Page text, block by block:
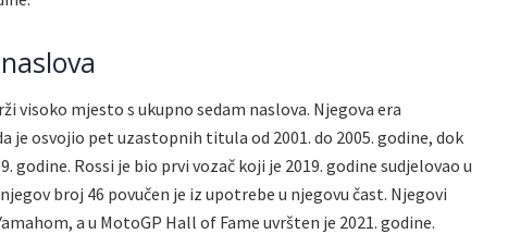
visoko mjesto s ukupno sedam naslova. Njegova era
je osvojio pet uzastopnih titula od 2001. do 2005. godine, dok
godine. Rossi je bio prvi vozač koji je 2019. godine sudjelovao u
broj 46 povučen je iz upotrebe u njegovu čast. Njegovi
a u MotoGP Hall of Fame uvršten je 2021. godine.